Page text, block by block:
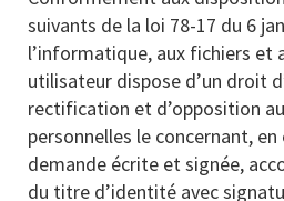
suivants de la loi 78-17 du 6
l’informatique, aux fichiers et
utilisateur dispose d’un droit
rectification et d’opposition
personnelles le concernant,
demande écrite et signée,
du titre d’identité avec